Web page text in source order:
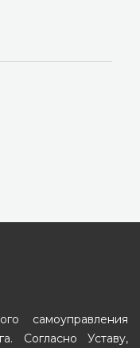
самоуправления
Согласно Уставу,